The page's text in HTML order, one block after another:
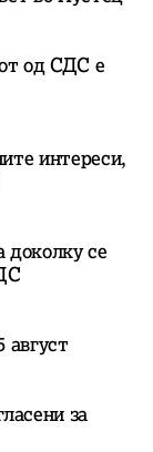
од СДС е
интереси,
доколку се
за